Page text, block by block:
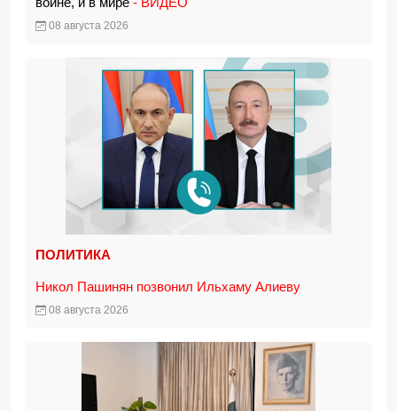
08 августа 2026
ПОЛИТИКА
Никол Пашинян позвонил Ильхаму Алиеву
08 августа 2026